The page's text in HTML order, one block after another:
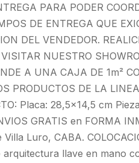
PARA PODER
DE ENTREGA QUE
DEL VENDEDOR.
NUESTRO
A UNA CAJA DE 1m²
PRODUCTOS DE LA
Placa: 28,5x14,5 cm
GRATIS en FORMA
Luro, CABA.
arquitectura llave en mano